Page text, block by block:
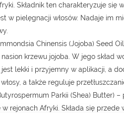
Składnik ten charakteryzuje się
w pielęgnacji włosów. Nadaje im
Chinensis (Jojoba) Seed
nasion krzewu jojoba. W jego skład
jest lekki i przyjemny w aplikacji, a
a także reguluje
Parkii (Shea) Butter)
w rejonach Afryki. Składa się